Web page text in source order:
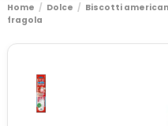
Home Dolce Biscotti
fragola